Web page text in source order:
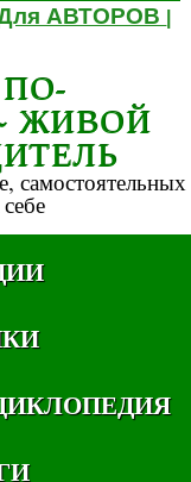
АВТОРОВ
ЖИВОЙ
самостоятельных